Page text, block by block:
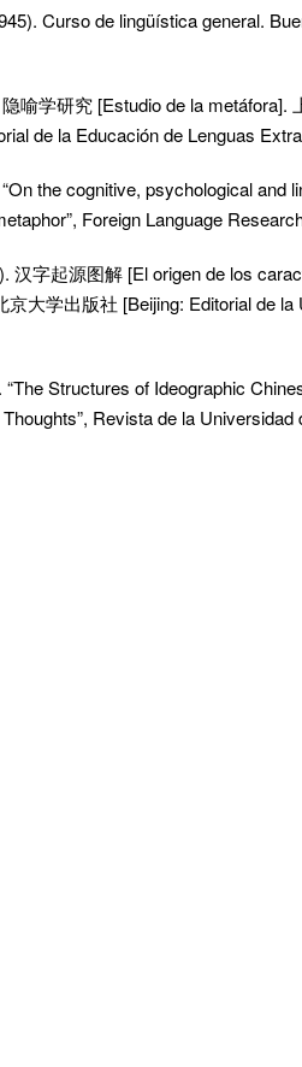
Curso de lingüística general.
喻学研究 [Estudio de la metáfora].
de la Educación de Lenguas
the cognitive, psychological and
Foreign Language
汉字起源图解 [El origen de los
京大学出版社 [Beijing: Editorial de la
“The Structures of Ideographic
Revista de la Universidad